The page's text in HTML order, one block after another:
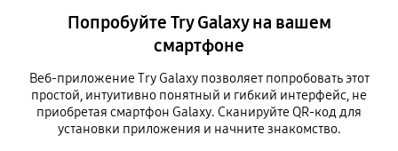
Попробуйте Try Galaxy на вашем
смартфоне
Веб-приложение Try Galaxy позволяет попробовать этот
простой, интуитивно понятный и гибкий интерфейс, не
приобретая смартфон Galaxy. Сканируйте QR-код для
установки приложения и начните знакомство.